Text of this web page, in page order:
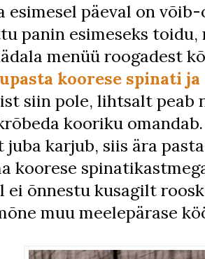
esimesel päeval on
panin esimeseks
menüü roogadest
koorese spinati ja
siin pole, lihtsalt peab
kooriku
juba karjub, siis ära
koorese
ei õnnestu kusagilt
muu meelepärase